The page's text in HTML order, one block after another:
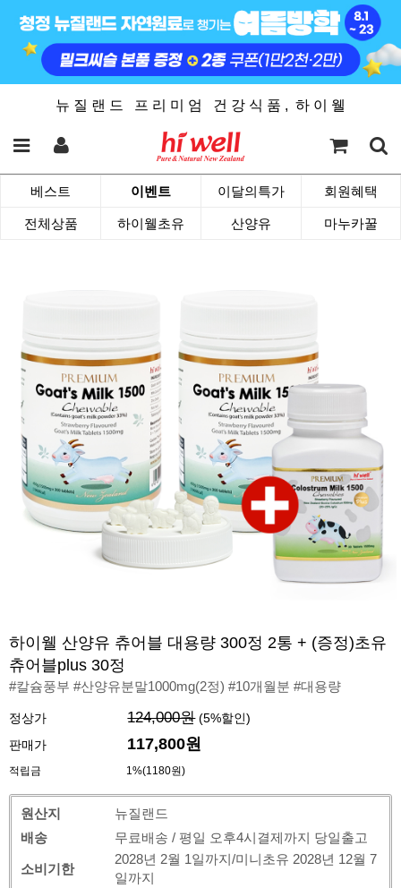
뉴 질 랜 드 프 리 미 엄 건 강 식 품 , 하 이 웰
베스트 이벤트 이달의특가 회원혜택
전체상품 하이웰초유 산양유 마누카꿀
하이웰 산양유 츄어블 대용량 300정 2통 + (증정)초유
츄어블plus 30정
#칼슘풍부 #산양유분말1000mg(2정) #10개월분 #대용량
정상가 124,000원 (5%할인)
판매가
117,800원
적립금 1%(1180원)
원산지
뉴질랜드
배송
무료배송 / 평일 오후4시결제까지 당일출고
소비기한
2028년 2월 1일까지/미니초유 2028년 12월 7
일까지